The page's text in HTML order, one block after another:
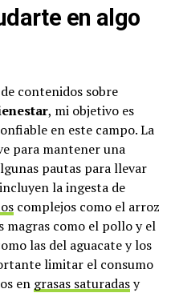
en algo
contenidos sobre
, mi objetivo es
en este campo. La
para mantener una
pautas para llevar
incluyen la ingesta de
complejos como el arroz
como el pollo y el
las del aguacate y los
limitar el consumo
en grasas saturadasy